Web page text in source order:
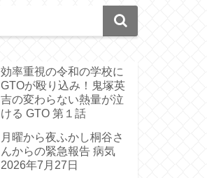
効率重視の令和の学校に
GTOが殴り込み！鬼塚英
吉の変わらない熱量が泣
ける GTO 第１話
月曜から夜ふかし桐谷さ
んからの緊急報告 病気
2026年7月27日